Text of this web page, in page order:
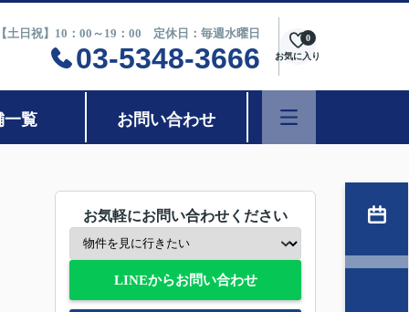
土日祝】10：00～19：00 定休日：毎週水曜日
03-5348-3666 お気に入り
0
一覧 お問い合わせ
お気軽にお問い合わせください
LINEからお問い合わせ